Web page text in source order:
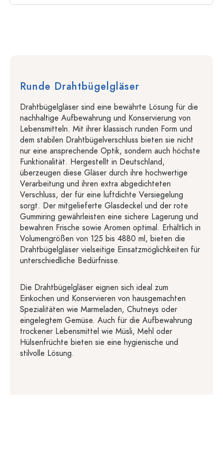
Runde Drahtbügelgläser
Drahtbügelgläser sind eine bewährte Lösung für die
nachhaltige Aufbewahrung und Konservierung von
Lebensmitteln. Mit ihrer klassisch runden Form und
dem stabilen Drahtbügelverschluss bieten sie nicht
nur eine ansprechende Optik, sondern auch höchste
Funktionalität. Hergestellt in Deutschland,
überzeugen diese Gläser durch ihre hochwertige
Verarbeitung und ihren extra abgedichteten
Verschluss, der für eine luftdichte Versiegelung
sorgt. Der mitgelieferte Glasdeckel und der rote
Gummiring gewährleisten eine sichere Lagerung und
bewahren Frische sowie Aromen optimal. Erhältlich in
Volumengrößen von 125 bis 4880 ml, bieten die
Drahtbügelgläser vielseitige Einsatzmöglichkeiten für
unterschiedliche Bedürfnisse.
Die Drahtbügelgläser eignen sich ideal zum
Einkochen und Konservieren von hausgemachten
Spezialitäten wie Marmeladen, Chutneys oder
eingelegtem Gemüse. Auch für die Aufbewahrung
trockener Lebensmittel wie Müsli, Mehl oder
Hülsenfrüchte bieten sie eine hygienische und
stilvolle Lösung.